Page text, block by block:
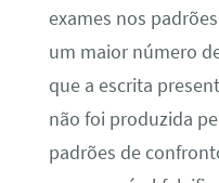
exames nos
um maior número
que a escrita
não foi produzida
padrões de